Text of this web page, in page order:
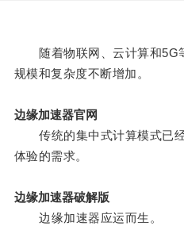
随着物联网、云计算和5G
规模和复杂度不断增加。
边缘加速器官网
传统的集中式计算模式已经
体验的需求。
边缘加速器破解版
边缘加速器应运而生。